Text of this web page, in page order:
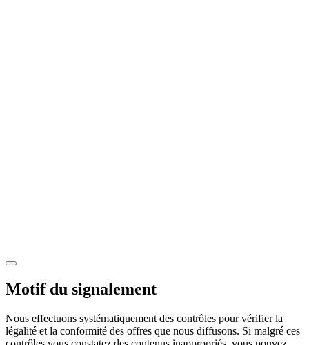
Motif du signalement
Nous effectuons systématiquement des contrôles pour vérifier la
légalité et la conformité des offres que nous diffusons. Si malgré ces